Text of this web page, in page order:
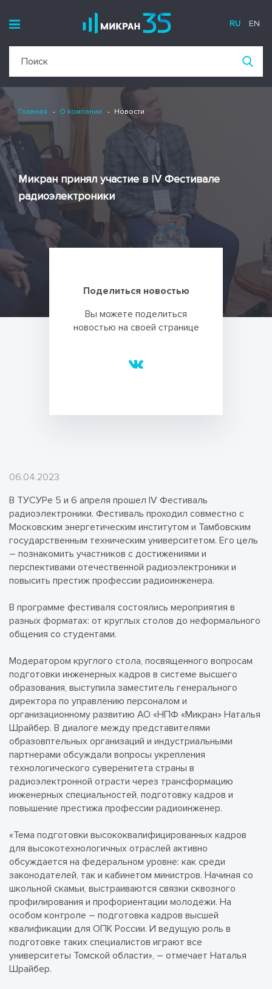
RU EN
Микран принял участие в IV Фестивале
радиоэлектроники
Поделиться новостью
Вы можете поделиться
новостью на своей странице
Главная О компании Новости
06.04.2023
В ТУСУРе 5 и 6 апреля прошел IV Фестиваль
радиоэлектроники. Фестиваль проходил совместно с
Московским энергетическим институтом и Тамбовским
государственным техническим университетом. Его цель
– познакомить участников с достижениями и
перспективами отечественной радиоэлектроники и
повысить престиж профессии радиоинженера.
В программе фестиваля состоялись мероприятия в
разных форматах: от круглых столов до неформального
общения со студентами.
Модератором круглого стола, посвященного вопросам
подготовки инженерных кадров в системе высшего
образования, выступила заместитель генерального
директора по управлению персоналом и
организационному развитию АО «НПФ «Микран» Наталья
Шрайбер. В диалоге между представителями
образовптельных организаций и индустриальными
партнерами обсуждали вопросы укрепления
технологического суверенитета страны в
радиоэлектронной отрасти через трансформацию
инженерных специальностей, подготовку кадров и
повышение престижа профессии радиоинженер.
«Тема подготовки высококвалифицированных кадров
для высокотехнологичных отраслей активно
обсуждается на федеральном уровне: как среди
законодателей, так и кабинетом министров. Начиная со
школьной скамьи, выстраиваются связки сквозного
профилирования и профориентации молодежи. На
особом контроле – подготовка кадров высшей
квалификации для ОПК России. И ведущую роль в
подготовке таких специалистов играют все
университеты Томской области», – отмечает Наталья
Шрайбер.